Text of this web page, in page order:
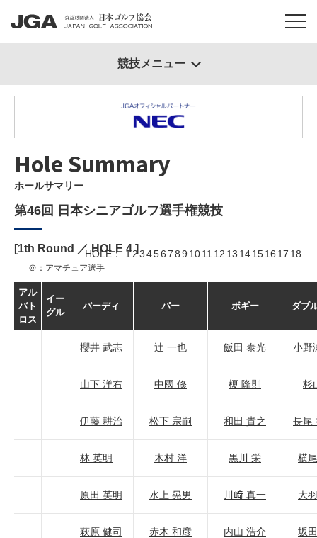
Hole Summary
ホールサマリー
第46回 日本シニアゴルフ選手権競技
[1th Round ／ HOLE 4]
HOLE 123456789 1011 12 13 141516 17 18
＠：アマチュア選手
アル
バト
ロス
イー
グル
バーディ パー ボギー ダブ
櫻井 武志 辻 一也 飯田 泰光 小野
山下 洋右 中國 修 榎 隆則 杉
伊藤 耕治 松下 宗嗣 和田 貴之 長尾
林 英明 木村 洋 黒川 栄 横
原田 英明 水上 晃男 川﨑 真一 大
萩原 健司 赤木 和彦 内山 浩介 坂
競技メニュー